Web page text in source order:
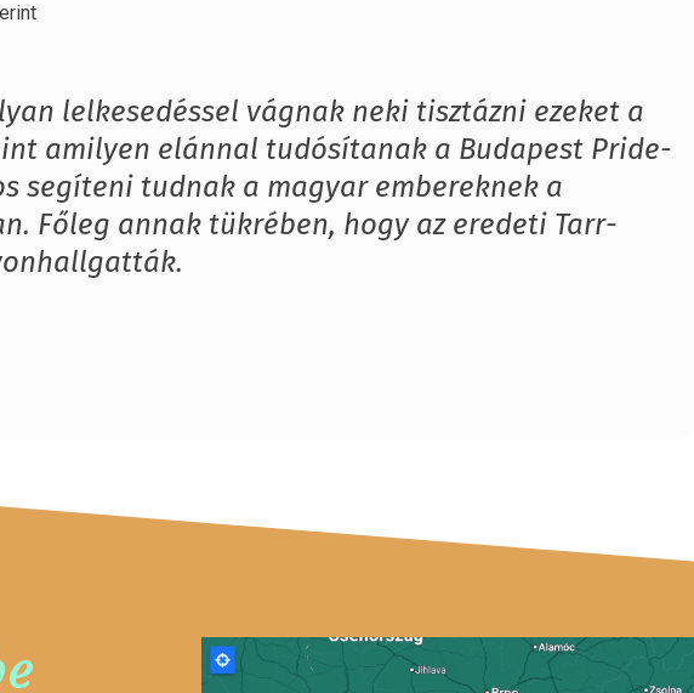
lelkesedéssel vágnak neki tisztázni ezeket a
amilyen elánnal tudósítanak a Budapest Pride-
segíteni tudnak a magyar embereknek a
Főleg annak tükrében, hogy az eredeti Tarr-